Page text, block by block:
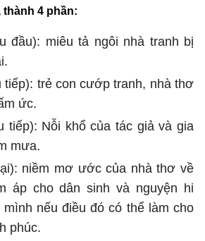
thành 4 phần:
đầu): miêu tả ngôi nhà tranh bị
tiếp): trẻ con cướp tranh, nhà thơ
ức.
tiếp): Nỗi khổ của tác giả và gia
mưa.
niềm mơ ước của nhà thơ về
áp cho dân sinh và nguyện hi
mình nếu điều đó có thể làm cho
phúc.